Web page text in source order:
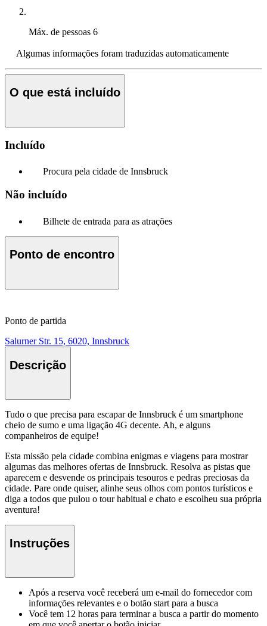
Máx. de pessoas 6
Algumas informações foram traduzidas automaticamente
O que está incluído
Incluído
Procura pela cidade de Innsbruck
Não incluído
Bilhete de entrada para as atrações
Ponto de encontro
Ponto de partida
Salurner Str. 15, 6020, Innsbruck
Descrição
Tudo o que precisa para escapar de Innsbruck é um smartphone
cheio de sumo e uma ligação 4G decente. Ah, e alguns
companheiros de equipe!
Esta missão pela cidade combina enigmas e viagens para mostrar
algumas das melhores ofertas de Innsbruck. Resolva as pistas que
aparecem e desvende os principais tesouros e pedras preciosas da
cidade. Pare onde quiser, alinhe seus olhos com pontos turísticos e
diga a todos que pulou o tour habitual e chato e escolheu sua própria
aventura!
Instruções
Após a reserva você receberá um e-mail do fornecedor com
informações relevantes e o botão start para a busca
Você tem 12 horas para terminar a busca a partir do momento